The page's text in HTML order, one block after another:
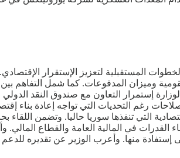
المستقبلية لتعزيز الإستقرار الإقتصادي.
وميزان المدفوعات. كما شمل التفاهم بين
إستمرار التعاون مع صندوق النقد
رغم التحديات التي تواجه إعادة بناء
التي تنفذها سوريا حاليا. وتضمن اللقاء
المساعدة الفنية وبناء القدرات في المالية العامة والقطاع
منها. وأعرب الوزير عن تقديره